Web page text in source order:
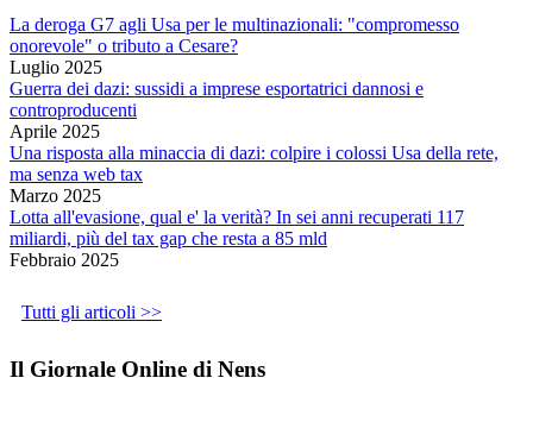
La deroga G7 agli Usa per le multinazionali: "compromesso
onorevole" o tributo a Cesare?
Luglio 2025
Guerra dei dazi: sussidi a imprese esportatrici dannosi e
controproducenti
Aprile 2025
Una risposta alla minaccia di dazi: colpire i colossi Usa della rete,
ma senza web tax
Marzo 2025
Lotta all'evasione, qual e' la verità? In sei anni recuperati 117
miliardi, più del tax gap che resta a 85 mld
Febbraio 2025
Tutti gli articoli >>
Il Giornale Online di Nens